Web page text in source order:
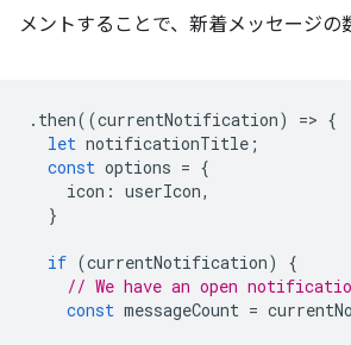
メントすることで、新着メッセージの
. then((currentNotification) => {
let notificationTitle ;
const options = {
icon : userIcon,
}
if (currentNotification)
{
// We have an open
const messageCount =